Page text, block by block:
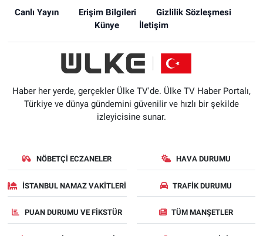
Canlı Yayın Erişim Bilgileri
Gizlilik Sözleşmesi
Künye
İletişim
Haber her yerde, gerçekler Ülke TV'de. Ülke TV Haber Portalı,
Türkiye ve dünya gündemini güvenilir ve hızlı bir şekilde
izleyicisine sunar.
NÖBETÇI ECZANELER HAVA DURUMU
İSTANBUL NAMAZ VAKITLERI TRAFIK DURUMU
PUAN DURUMU VE FIKSTÜR TÜM MANŞETLER